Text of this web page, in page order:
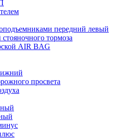
передний левый
тормоза
AIR BAG
просвета